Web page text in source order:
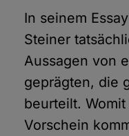
In seinem
Steiner
Aussagen von
geprägten, die
beurteilt.
Vorschein